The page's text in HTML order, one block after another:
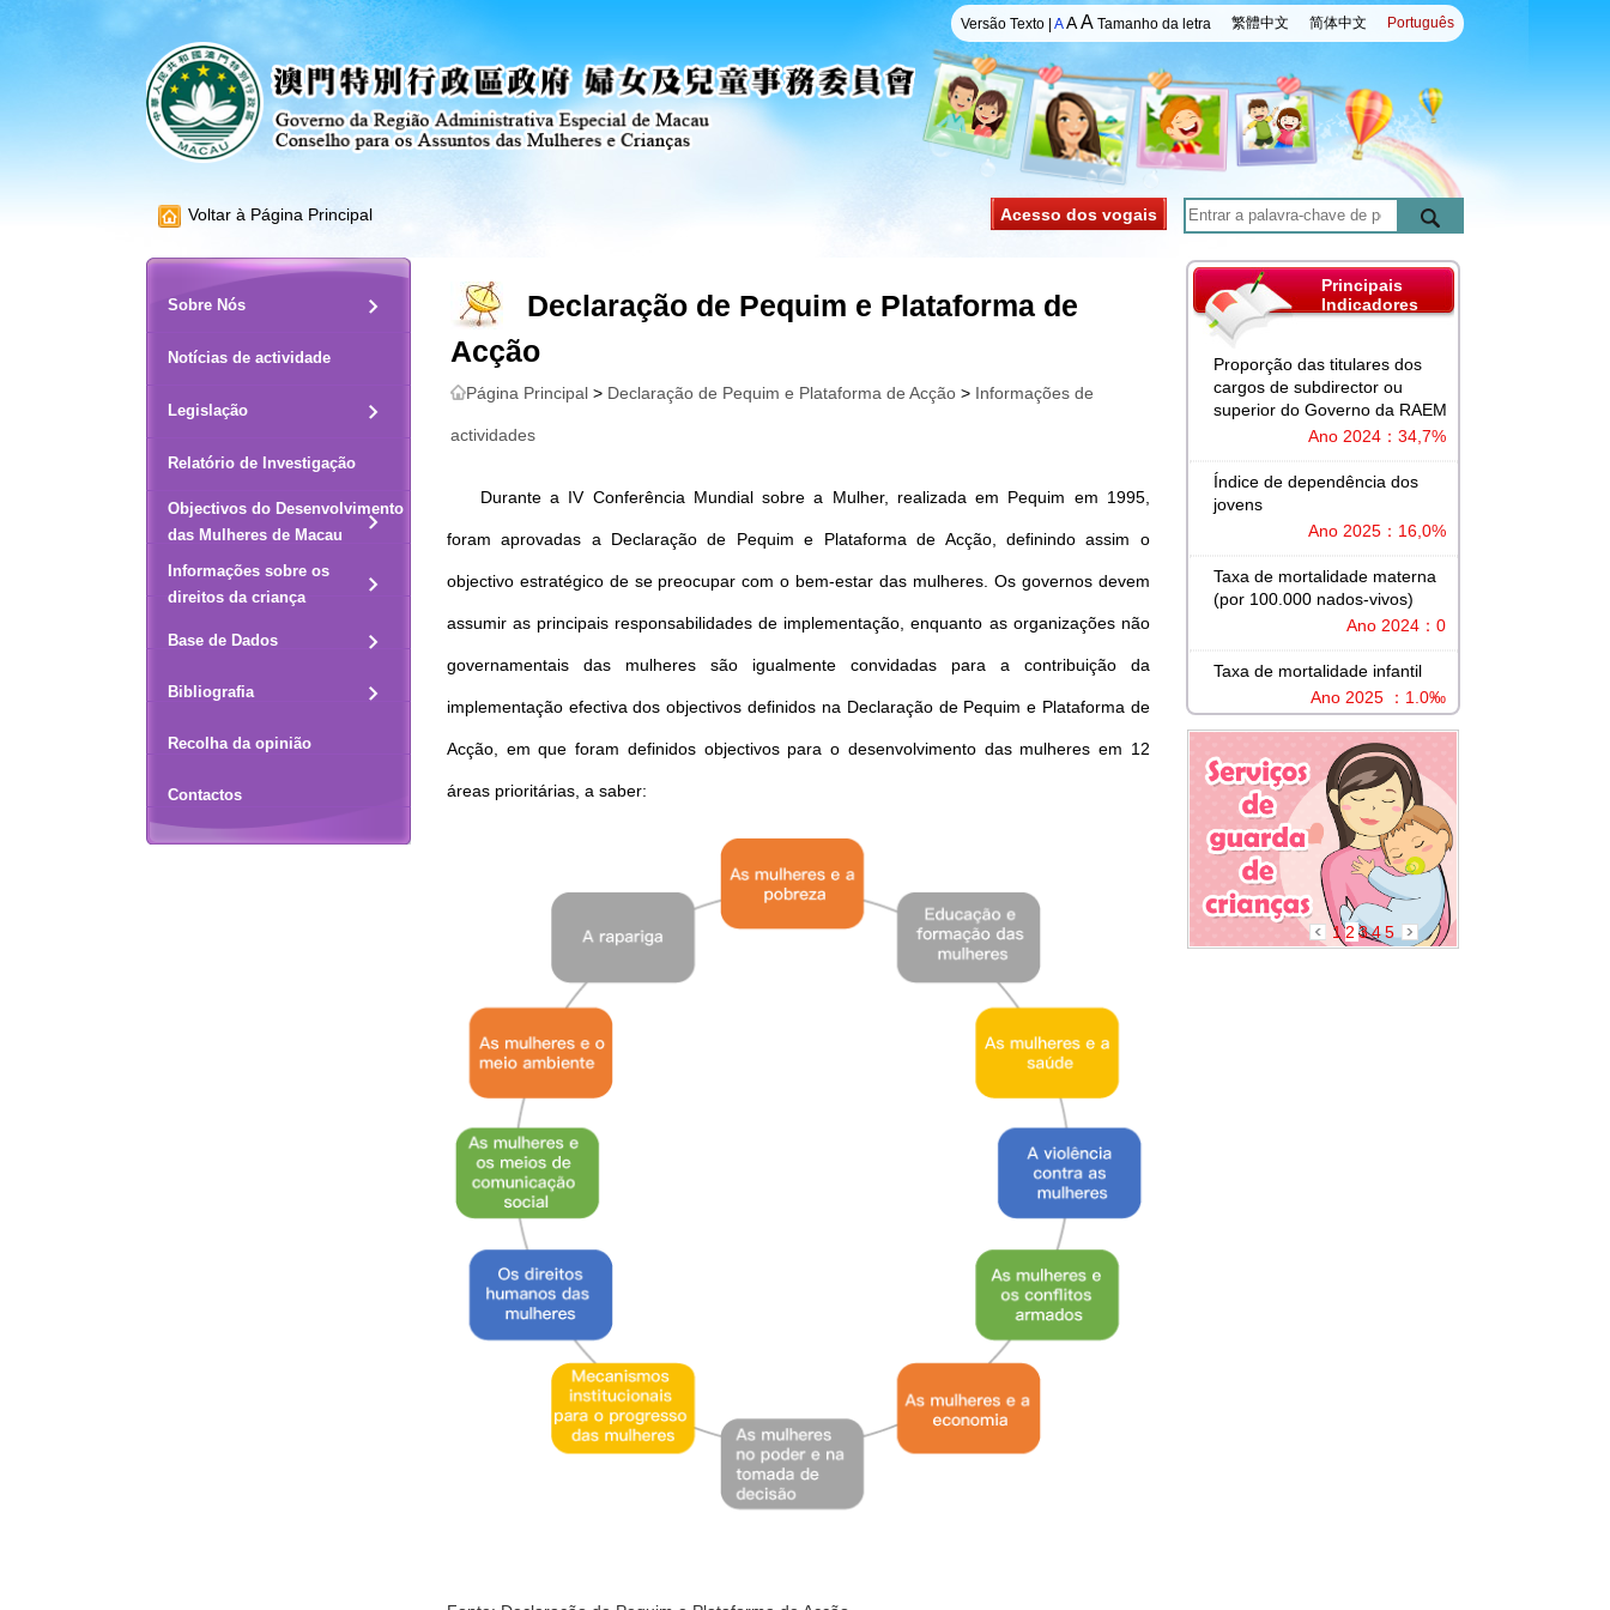
Português
简体中文
繁體中文
Versão Texto |A A A Tamanho da letra
Voltar à Página Principal Acesso dos vogais
Sobre Nós
Notícias de actividade
Legislação
Relatório de Investigação
Objectivos do Desenvolvimento
das Mulheres de Macau
Informações sobre os
direitos da criança
Base de Dados
Bibliografia
Recolha da opinião
Contactos
Declaração de Pequim e Plataforma de
Acção
Página Principal> Declaração de Pequim e Plataforma de Acção> Informações de
actividades
Durante a IV Conferência Mundial sobre a Mulher, realizada em Pequim em 1995,
foram aprovadas a Declaração de Pequim e Plataforma de Acção, definindo assim o
objectivo estratégico de se preocupar com o bem-estar das mulheres. Os governos devem
assumir as principais responsabilidades de implementação, enquanto as organizações não
governamentais das mulheres são igualmente convidadas para a contribuição da
implementação efectiva dos objectivos definidos na Declaração de Pequim e Plataforma de
Acção, em que foram definidos objectivos para o desenvolvimento das mulheres em 12
áreas prioritárias, a saber:
Principais
Indicadores
Proporção das titulares dos
cargos de subdirector ou
superior do Governo da RAEM
Ano 2024：34,7%
Índice de dependência dos
jovens
Ano 2025：16,0%
Taxa de mortalidade materna
(por 100.000 nados-vivos)
Ano 2024：0
Taxa de mortalidade infantil
Ano 2025 ：1.0‰
1 2 345